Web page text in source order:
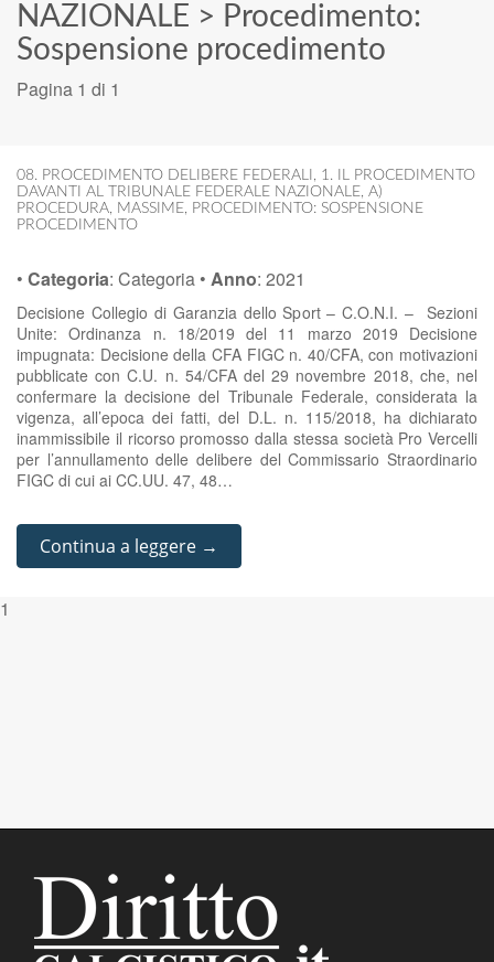
NAZIONALE > Procedimento:
Sospensione procedimento
Pagina 1 di 1
08. PROCEDIMENTO DELIBERE FEDERALI , 1. IL PROCEDIMENTO
DAVANTI AL TRIBUNALE FEDERALE NAZIONALE, A)
PROCEDURA, MASSIME, PROCEDIMENTO: SOSPENSIONE
PROCEDIMENTO
• Categoria: Categoria • Anno: 2021
Decisione Collegio di Garanzia dello Sport – C.O.N.I. – Sezioni
Unite: Ordinanza n. 18/2019 del 11 marzo 2019 Decisione
impugnata: Decisione della CFA FIGC n. 40/CFA, con motivazioni
pubblicate con C.U. n. 54/CFA del 29 novembre 2018, che, nel
confermare la decisione del Tribunale Federale, considerata la
vigenza, all’epoca dei fatti, del D.L. n. 115/2018, ha dichiarato
inammissibile il ricorso promosso dalla stessa società Pro Vercelli
per l’annullamento delle delibere del Commissario Straordinario
FIGC di cui ai CC.UU. 47, 48…
Continua a leggere →
1